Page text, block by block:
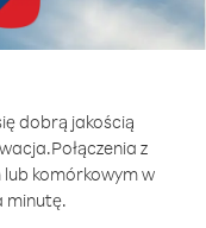
dobrą jakością
Połączenia z
komórkowym w
minutę.